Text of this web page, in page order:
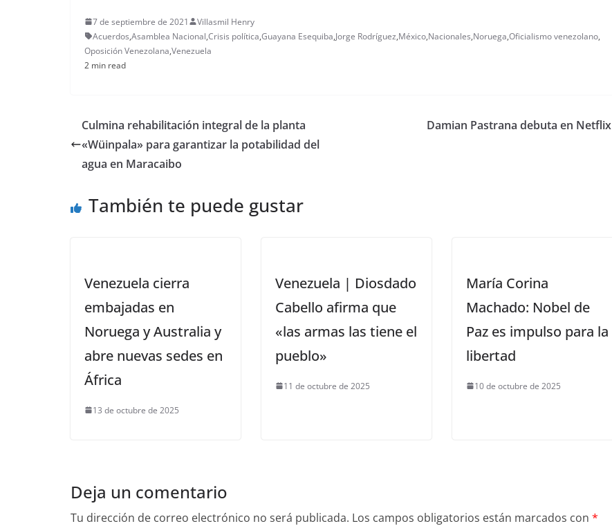
7 de septiembre de 2021
Villasmil Henry
Acuerdos,Asamblea Nacional,Crisis política,Guayana Esequiba,Jorge Rodríguez,México,Nacionales,Noruega,Oficialismo venezolano,
Oposición Venezolana,Venezuela
2 min read
Culmina rehabilitación integral de la planta
«Wüinpala» para garantizar la potabilidad del
agua en Maracaibo
Damian Pastrana debuta en Netflix
También te puede gustar
Venezuela cierra
embajadas en
Noruega y Australia y
abre nuevas sedes en
África
13 de octubre de 2025
Venezuela | Diosdado
Cabello afirma que
«las armas las tiene el
pueblo»
11 de octubre de 2025
María Corina
Machado: Nobel de
Paz es impulso para la
libertad
10 de octubre de 2025
Deja un comentario
Tu dirección de correo electrónico no será publicada. Los campos obligatorios están marcados con *